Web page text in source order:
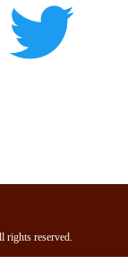
reserved.